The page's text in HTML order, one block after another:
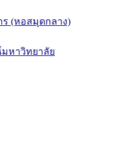
(หอสมุดกลาง)
หาวิทยาลัย